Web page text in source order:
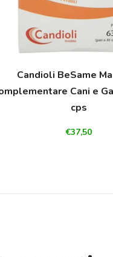
Candioli BeSame
Cani e
cps
€37,50